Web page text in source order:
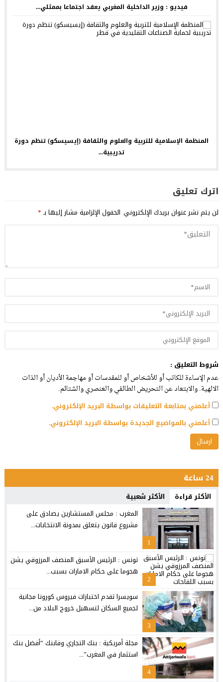
فيديو : وزير الداخلية المغربي يعقد اجتماعا بممثلي...
المنظمة الإسلامية للتربية والعلوم والثقافة (إيسيسكو) تنظم دورة
تدريبية...
اترك تعليق
لن يتم نشر عنوان بريدك الإلكتروني. الحقول الإلزامية مشار إليها بـ*
شروط التعليق :
عدم الإساءة للكاتب أو للأشخاص أو للمقدسات أو مهاجمة الأديان أو الذات
الالهية. والابتعاد عن التحريض الطائفي والعنصري والشتائم.
أعلمني بمتابعة التعليقات بواسطة البريد الإلكتروني.
أعلمني بالمواضيع الجديدة بواسطة البريد الإلكتروني.
24 ساعة
الأكثر قراءة الأكثر شعبية
1
المغرب : مجلس المستشارين يصادق على
مشروع قانون يتعلق بمدونة الانتخابات...
2
تونس : الرئيس الأسبق المنصف المرزوقي يشن
هجوما على حكام الامارات بسبب...
3
سويسرا تقدم اختبارات فيروس كورونا مجانية
لجميع السكان لتسهيل خروج البلاد من...
4
مجلة أمريكية : بنك التجاري وفابنك “أفضل بنك
استثمار في المغرب”...